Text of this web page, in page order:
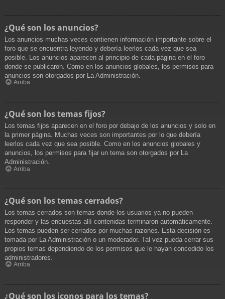
¿Qué son los anuncios?
Los anuncios muchas veces contienen información importante sobre el
foro que se encuentra leyendo y debería leerlos cada vez que sea
posible. Los anuncios aparecen al principio de cada página en el foro
donde se publicaron. Como en los anuncios globales, los permisos para
anuncios son otorgados por La Administración.
Arriba
¿Qué son los temas fijos?
Los temas fijos aparecen en el foro por debajo de los anuncios y solo en
la primer página. Muchas veces son importantes por lo que debería
leerlos cada vez que sea posible. Como en los anuncios globales y
anuncios, los permisos para fijar un tema son otorgados por La
Administración.
Arriba
¿Qué son los temas cerrados?
Los temas cerrados son temas donde los usuarios ya no pueden
responder y las encuestas allí contenidas terminaron automáticamente.
Los temas pueden ser cerrados por muchas razones. Esta decisión es
tomada por La Administración o un moderador. Tal vez pueda cerrar sus
propios temas dependiendo de los permisos que le hayan concedido los
administradores.
Arriba
¿Qué son los iconos para los temas?